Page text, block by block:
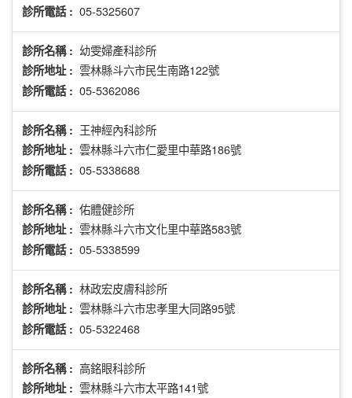
診所電話 : 05-5325607
診所名稱 : 幼雯婦產科診所
診所地址 : 雲林縣斗六市民生南路122號
診所電話 : 05-5362086
診所名稱 : 王神經內科診所
診所地址 : 雲林縣斗六市仁愛里中華路186號
診所電話 : 05-5338688
診所名稱 : 佑體健診所
診所地址 : 雲林縣斗六市文化里中華路583號
診所電話 : 05-5338599
診所名稱 : 林政宏皮膚科診所
診所地址 : 雲林縣斗六市忠孝里大同路95號
診所電話 : 05-5322468
診所名稱 : 高銘眼科診所
診所地址 : 雲林縣斗六市太平路141號